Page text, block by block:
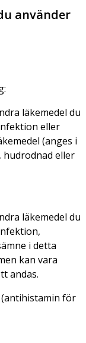
använder
läkemedel du
eller
(anges i
hudrodnad eller
läkemedel du
i detta
kan vara
andas.
för